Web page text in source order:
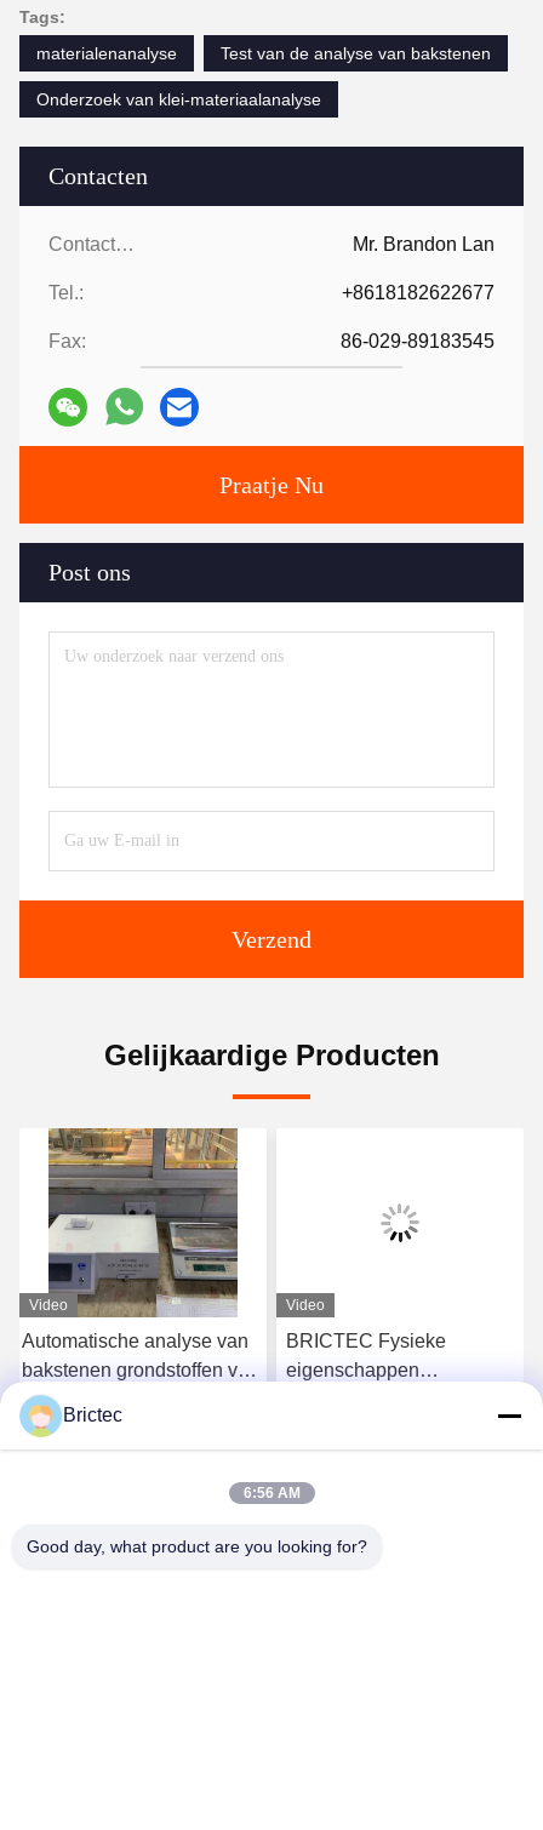
Contacten
Contacten: Mr. Brandon Lan
Tel.: +8618182622677
Fax: 86-029-89183545
Praatje Nu
Post ons
Verzend
Tags:
materialenanalyse
Test van de analyse van bakstenen
Onderzoek van klei-materiaalanalyse
Gelijkaardige Producten
Video
Automatische analyse van
bakstenen grondstoffen voor
klei- en
bodemonderzoekapparatuur
Krijg Beste Prijs
Video
BRICTEC Fysieke
eigenschappen
Laboratoriumapparatuur
Krijg Beste Prijs
Brictec
6:56 AM
Good day, what product are you looking for?